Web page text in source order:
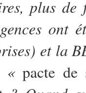
plus
ont
et la
« pacte